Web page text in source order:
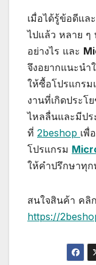
เมื่อได้รู้ข้อดีแล
ไปแล้ว หลาย ๆ
อย่างไร และ
จึงอยากแนะนำ
ให้ซื้อโปรแกรม
งานที่เกิดประโ
ไหลลื่นและมีปร
ที่ 2beshop เพื่
โปรแกรม
ให้คำปรึกษาทุ
สนใจสินค้า คลิก
https://